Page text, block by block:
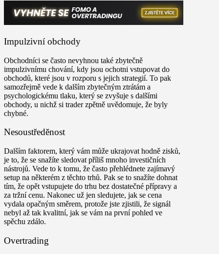
Impulzivní obchody
Obchodníci se často nevyhnou také zbytečně
impulzivnímu chování, kdy jsou ochotni vstupovat do
obchodů, které jsou v rozporu s jejich strategií. To pak
samozřejmě vede k dalším zbytečným ztrátám a
psychologickému tlaku, který se zvyšuje s dalšími
obchody, u nichž si trader zpětně uvědomuje, že byly
chybné.
Nesoustředěnost
Dalším faktorem, který vám může ukrajovat hodně zisků,
je to, že se snažíte sledovat příliš mnoho investičních
nástrojů. Vede to k tomu, že často přehlédnete zajímavý
setup na některém z těchto trhů. Pak se to snažíte dohnat
tím, že opět vstupujete do trhu bez dostatečné přípravy a
za tržní cenu. Nakonec už jen sledujete, jak se cena
vydala opačným směrem, protože jste zjistili, že signál
nebyl až tak kvalitní, jak se vám na první pohled ve
spěchu zdálo.
Overtrading